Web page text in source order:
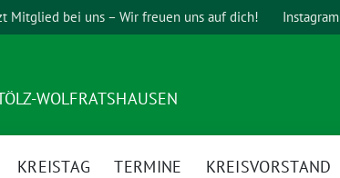
Mitglied bei uns – Wir freuen uns auf dich! Instagram
WOLFRATSHAUSEN
KREISTAG TERMINE KREISVORSTAND